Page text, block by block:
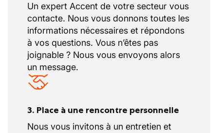
Un expert Accent de votre secteur vous
contacte. Nous vous donnons toutes les
informations nécessaires et répondons
à vos questions. Vous n’êtes pas
joignable ? Nous vous envoyons alors
un message.
3. Place à une rencontre personnelle
Nous vous invitons à un entretien et